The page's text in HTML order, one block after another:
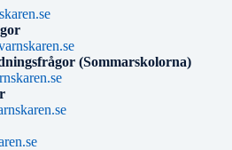
(Sommarskolorna)